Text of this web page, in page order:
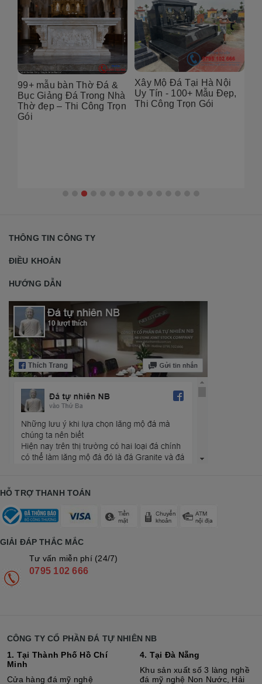
Xây Mộ Đá Tại Hà Nội
Uy Tín - 100+ Mẫu Đẹp,
Thi Công Trọn Gói
Địa chỉ thiết Kế Mộ Đá
Tại Hà Nội – 100+ Mẫu
THÔNG TIN CÔNG TY
ĐIỀU KHOẢN
HƯỚNG DẪN
HỖ TRỢ THANH TOÁN
GIẢI ĐÁP THẮC MẮC
Tư vấn miễn phí (24/7)
0795 102 666
CÔNG TY CỔ PHẦN ĐÁ TỰ NHIÊN NB
1. Tại Thành Phố Hồ Chí
Minh
Cửa hàng đá mỹ nghệ
4. Tại Đà Nẵng
Khu sản xuất số 3 làng nghề
đá mỹ nghệ Non Nước, Hải